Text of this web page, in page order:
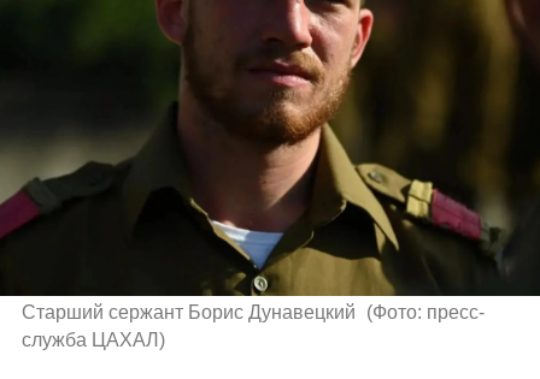
Cтарший сержант Борис Дунавецкий (Фото: пресс-
служба ЦАХАЛ)